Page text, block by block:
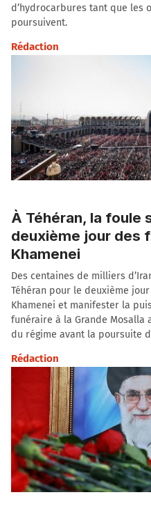
d’hydrocarbures tant que les
poursuivent.
Rédaction
À Téhéran, la foule
deuxième jour des
Khamenei
Des centaines de milliers
Téhéran pour le deuxième
Khamenei et manifester la
funéraire à la Grande
du régime avant la poursuite
Rédaction